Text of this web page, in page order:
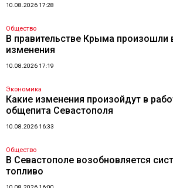
10.08.2026 17:28
Общество
В правительстве Крыма
изменения
10.08.2026 17:19
Экономика
Какие изменения произойдут в
общепита Севастополя
10.08.2026 16:33
Общество
В Севастополе возобновляется
топливо